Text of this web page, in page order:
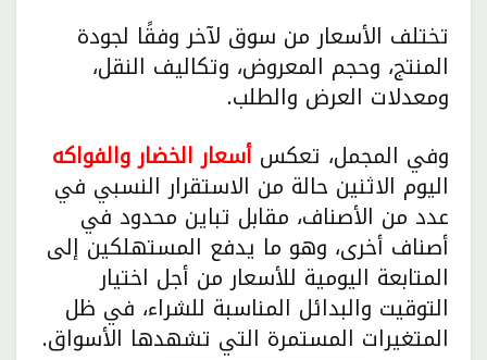
تختلف الأسعار من سوق لآخر وفقًا لجودة
المنتج، وحجم المعروض، وتكاليف النقل،
ومعدلات العرض والطلب.
وفي المجمل، تعكس أسعار الخضار والفواكه
اليوم الاثنين حالة من الاستقرار النسبي في
عدد من الأصناف، مقابل تباين محدود في
أصناف أخرى، وهو ما يدفع المستهلكين إلى
المتابعة اليومية للأسعار من أجل اختيار
التوقيت والبدائل المناسبة للشراء، في ظل
المتغيرات المستمرة التي تشهدها الأسواق.